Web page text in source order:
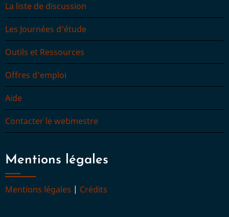
La liste de discussion
Les Journées d'étude
Outils et Ressources
Offres d'emploi
Aide
Contacter le webmestre
Mentions légales
Mentions légales | Crédits